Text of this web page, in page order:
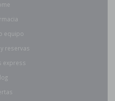
equipo
reservas
express